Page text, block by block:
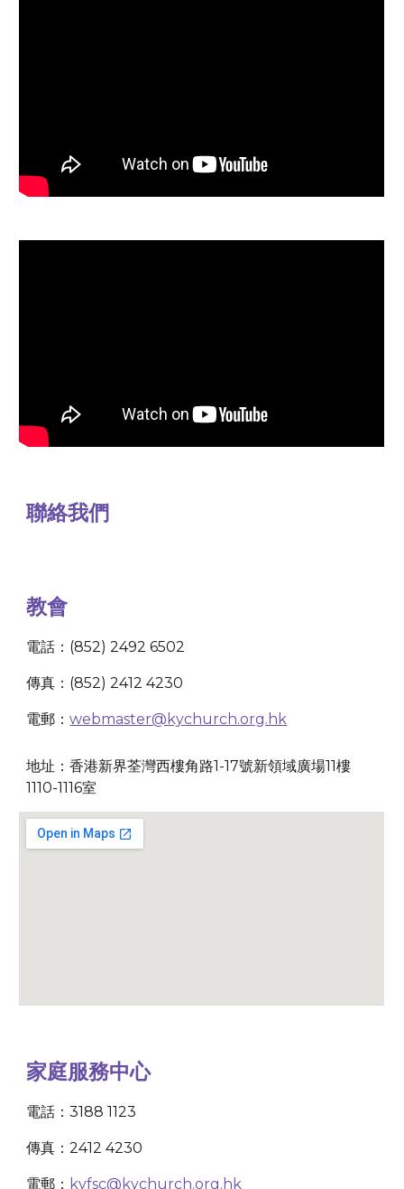
聯絡我們
教會
電話：(852) 2492 6502
傳真：(852) 2412 4230
電郵：webmaster@kychurch.org.hk
地址：香港新界荃灣西樓角路1-17號新領域廣場11樓
1110-1116室
家庭服務中心
電話：3188 1123
傳真：2412 4230
電郵： kyfsc@kychurch.org.hk